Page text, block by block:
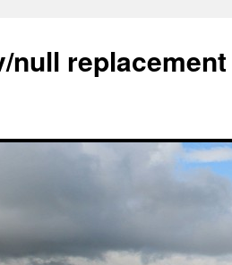
null replacement